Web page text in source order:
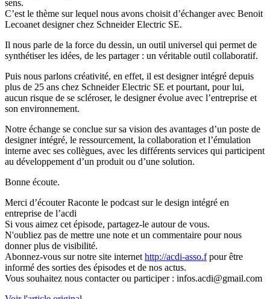
sens.
C’est le thème sur lequel nous avons choisit d’échanger avec Benoit
Lecoanet designer chez Schneider Electric SE.
Il nous parle de la force du dessin, un outil universel qui permet de
synthétiser les idées, de les partager : un véritable outil collaboratif.
Puis nous parlons créativité, en effet, il est designer intégré depuis
plus de 25 ans chez Schneider Electric SE et pourtant, pour lui,
aucun risque de se scléroser, le designer évolue avec l’entreprise et
son environnement.
Notre échange se conclue sur sa vision des avantages d’un poste de
designer intégré, le ressourcement, la collaboration et l’émulation
interne avec ses collègues, avec les différents services qui participent
au développement d’un produit ou d’une solution.
Bonne écoute.
Merci d’écouter Raconte le podcast sur le design intégré en
entreprise de l’acdi
Si vous aimez cet épisode, partagez-le autour de vous.
N'oubliez pas de mettre une note et un commentaire pour nous
donner plus de visibilité.
Abonnez-vous sur notre site internet http://acdi-asso.fpour être
informé des sorties des épisodes et de nos actus.
Vous souhaitez nous contacter ou participer : infos.acdi@gmail.com